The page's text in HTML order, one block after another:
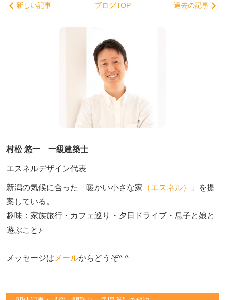
新しい記事 ブログTOP 過去の記事
村松 悠一 一級建築士
エスネルデザイン代表
新潟の気候に合った「暖かい小さな家 （エスネル）
」を提
案している。
趣味：家族旅行・カフェ巡り・夕日ドライブ・息子と娘と
遊ぶこと♪
メッセージは メールからどうぞ^ ^